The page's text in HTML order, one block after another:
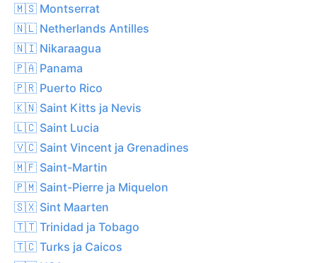
🇲🇸 Montserrat
🇳🇱 Netherlands Antilles
🇳🇮 Nikaraagua
🇵🇦 Panama
🇵🇷 Puerto Rico
🇰🇳 Saint Kitts ja Nevis
🇱🇨 Saint Lucia
🇻🇨 Saint Vincent ja Grenadines
🇲🇫 Saint-Martin
🇵🇲 Saint-Pierre ja Miquelon
🇸🇽 Sint Maarten
🇹🇹 Trinidad ja Tobago
🇹🇨 Turks ja Caicos